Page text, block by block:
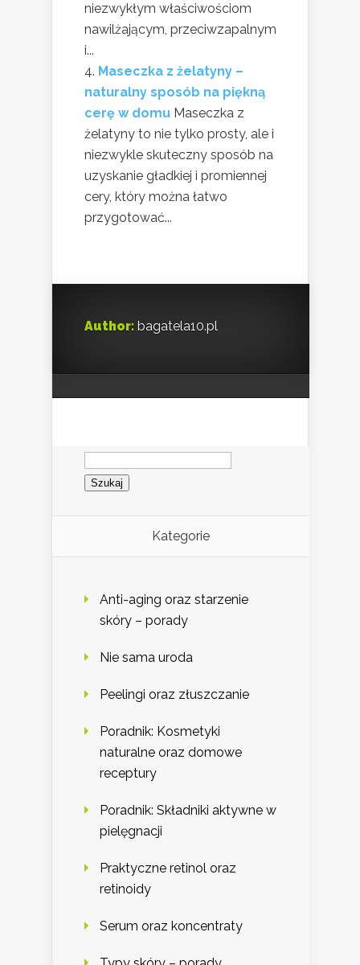
niezwykłym właściwościom
nawilżającym, przeciwzapalnym
i...
Maseczka z żelatyny –
naturalny sposób na piękną
cerę w domu Maseczka z
żelatyny to nie tylko prosty, ale i
niezwykle skuteczny sposób na
uzyskanie gładkiej i promiennej
cery, który można łatwo
przygotować...
Author: bagatela10.pl
Szukaj:
Kategorie
Anti-aging oraz starzenie
skóry – porady
Nie sama uroda
Peelingi oraz złuszczanie
Poradnik: Kosmetyki
naturalne oraz domowe
receptury
Poradnik: Składniki aktywne w
pielęgnacji
Praktyczne retinol oraz
retinoidy
Serum oraz koncentraty